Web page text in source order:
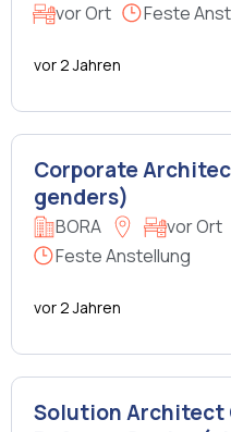
vor Ort
Feste
vor 2 Jahren
Corporate
genders)
BORA
vor Ort
Feste Anstellung
vor 2 Jahren
Solution Architect